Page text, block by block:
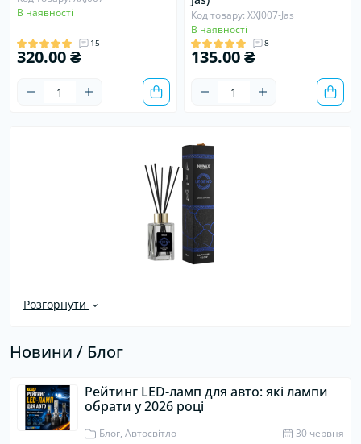
В наявності
15
320.00 ₴
Код товару: XXJ007-Jas
В наявності
8
135.00 ₴
Розгорнути
Новини / Блог
Рейтинг LED-ламп для авто: які лампи
обрати у 2026 році
Блог, Автосвітло 30 червня